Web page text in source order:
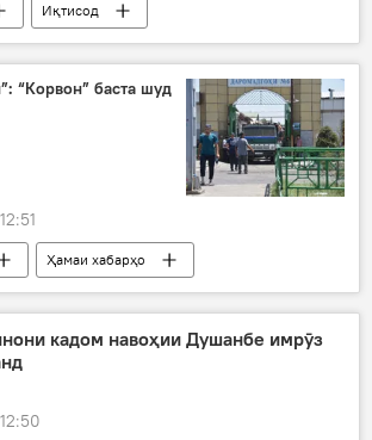
Иқтисод
Дар Тоҷикистон
“Корвон” баста шуд
Ҳамаи хабарҳо
фавқулода
кадом навоҳии Душанбе имрӯз